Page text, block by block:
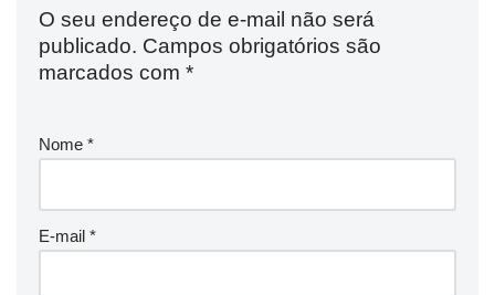
O seu endereço de e-mail não será
publicado. Campos obrigatórios são
marcados com *
Nome *
E-mail *